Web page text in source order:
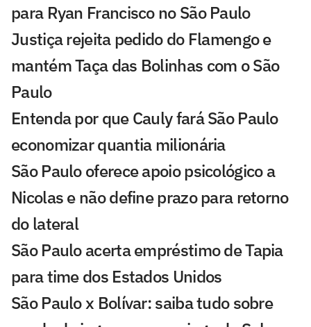
para Ryan Francisco no São Paulo
Justiça rejeita pedido do Flamengo e
mantém Taça das Bolinhas com o São
Paulo
Entenda por que Cauly fará São Paulo
economizar quantia milionária
São Paulo oferece apoio psicológico a
Nicolas e não define prazo para retorno
do lateral
São Paulo acerta empréstimo de Tapia
para time dos Estados Unidos
São Paulo x Bolívar: saiba tudo sobre